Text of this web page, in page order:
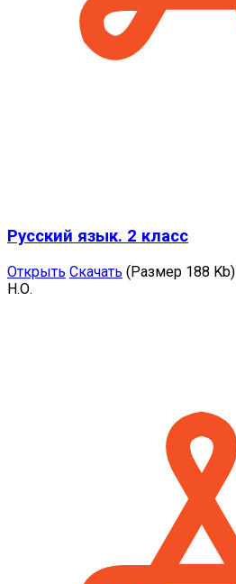
Русский язык. 2 класс
Открыть Скачать (Размер 188 Kb)
Н.О.